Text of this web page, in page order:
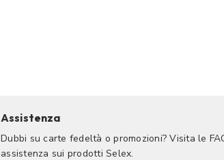
Assistenza
Dubbi su carte fedeltà o promozioni? Visita le
assistenza sui prodotti Selex.